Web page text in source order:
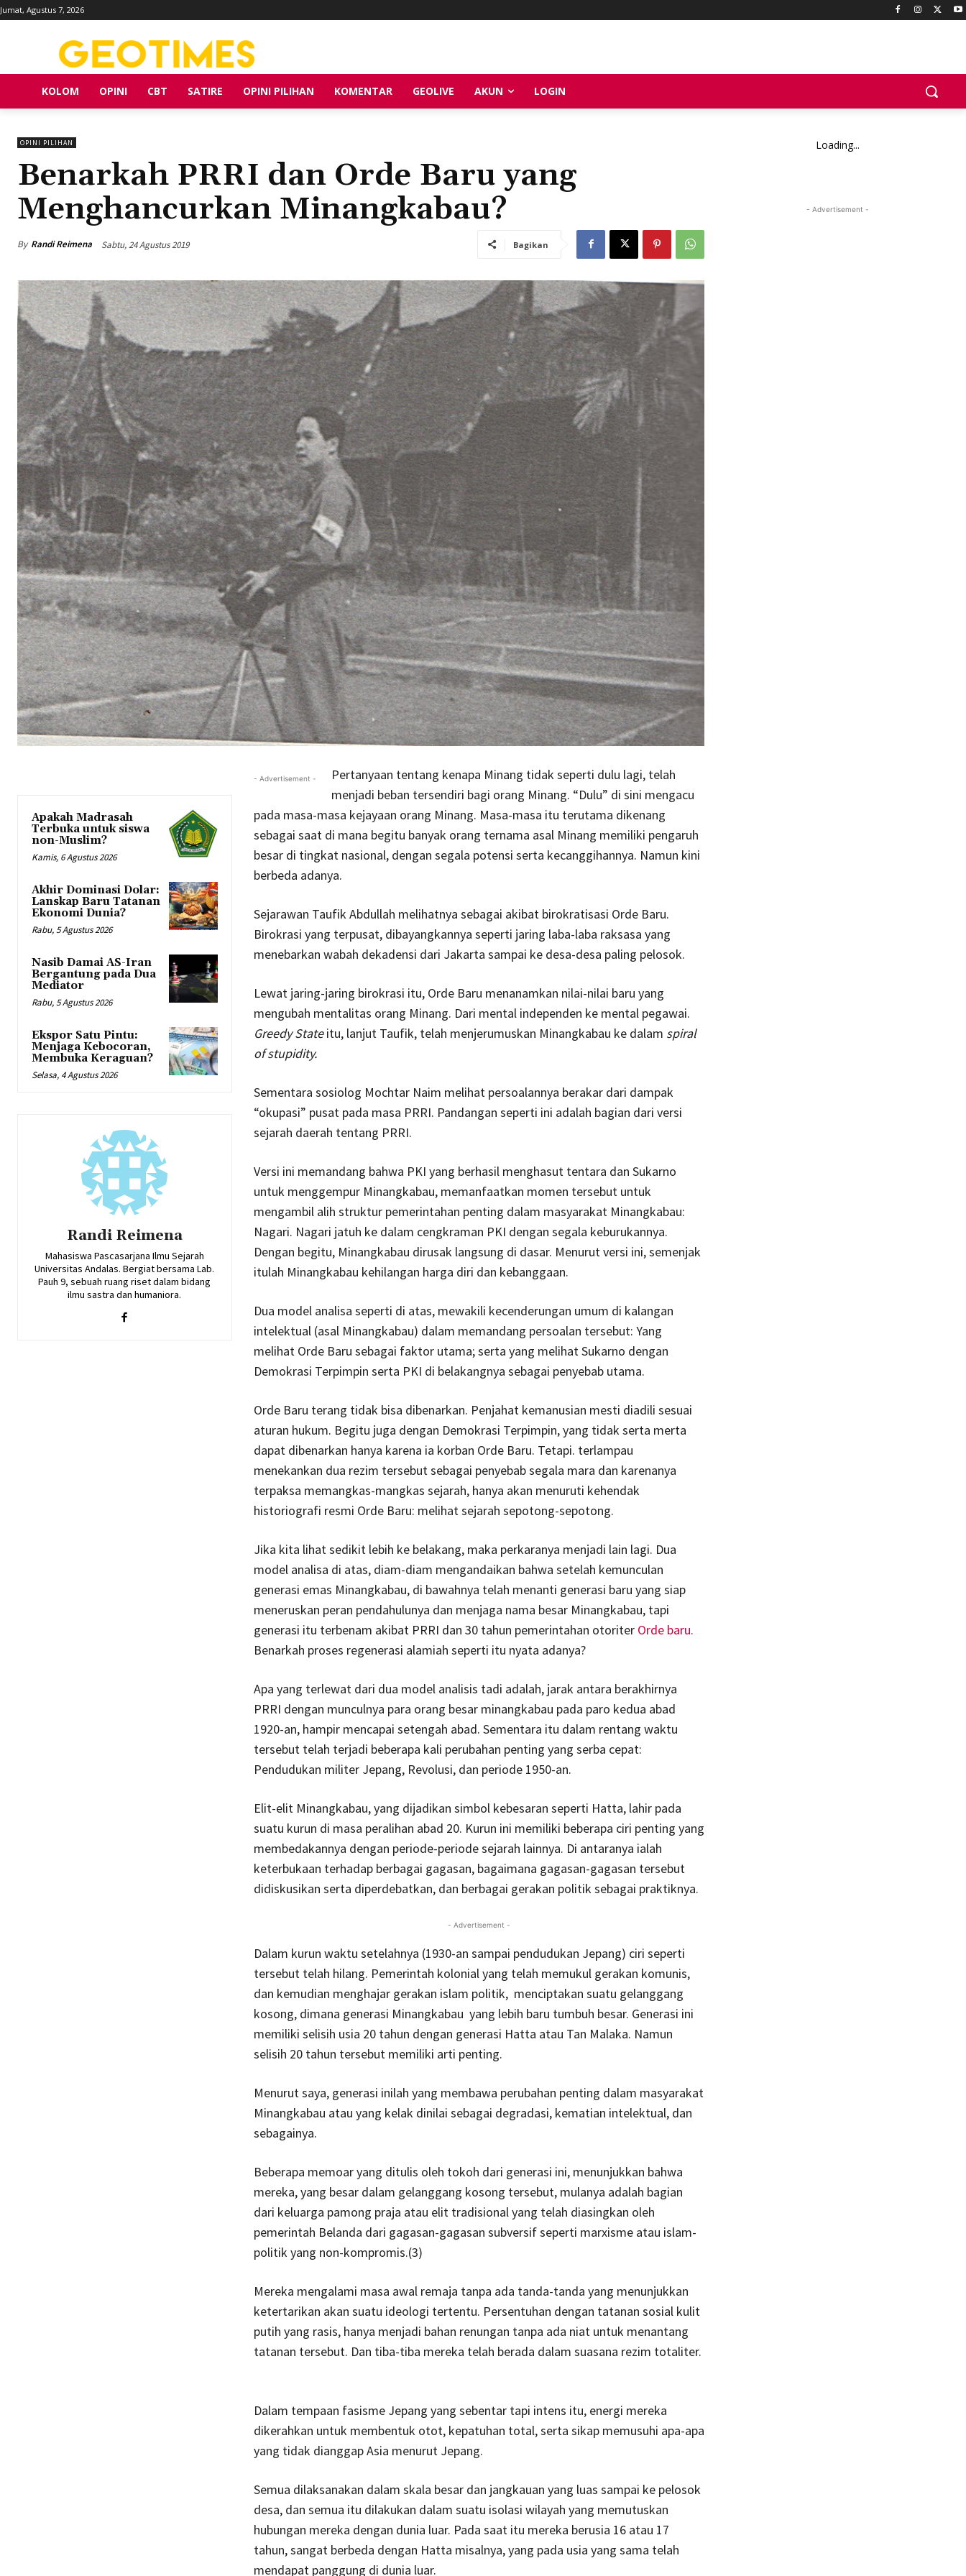
Jumat, Agustus 7, 2026
KOLOM OPINI CBT SATIRE OPINI PILIHAN KOMENTAR GEOLIVE AKUN LOGIN
OPINI PILIHAN
Benarkah PRRI dan Orde Baru yang
Menghancurkan Minangkabau?
By Randi Reimena Sabtu, 24 Agustus 2019 Bagikan
Apakah Madrasah
Terbuka untuk siswa
non-Muslim?
Kamis, 6 Agustus 2026
Akhir Dominasi Dolar:
Lanskap Baru Tatanan
Ekonomi Dunia?
Rabu, 5 Agustus 2026
Nasib Damai AS-Iran
Bergantung pada Dua
Mediator
Rabu, 5 Agustus 2026
Ekspor Satu Pintu:
Menjaga Kebocoran,
Membuka Keraguan?
Selasa, 4 Agustus 2026
Randi Reimena
Mahasiswa Pascasarjana Ilmu Sejarah
Universitas Andalas. Bergiat bersama Lab.
Pauh 9, sebuah ruang riset dalam bidang
ilmu sastra dan humaniora.
- Advertisement -
Pertanyaan tentang kenapa Minang tidak seperti dulu lagi, telah
menjadi beban tersendiri bagi orang Minang. “Dulu” di sini mengacu
pada masa-masa kejayaan orang Minang. Masa-masa itu terutama dikenang
sebagai saat di mana begitu banyak orang ternama asal Minang memiliki pengaruh
besar di tingkat nasional, dengan segala potensi serta kecanggihannya. Namun kini
berbeda adanya.
Sejarawan Taufik Abdullah melihatnya sebagai akibat birokratisasi Orde Baru.
Birokrasi yang terpusat, dibayangkannya seperti jaring laba-laba raksasa yang
menebarkan wabah dekadensi dari Jakarta sampai ke desa-desa paling pelosok.
Lewat jaring-jaring birokrasi itu, Orde Baru menanamkan nilai-nilai baru yang
mengubah mentalitas orang Minang. Dari mental independen ke mental pegawai.
Greedy Stateitu, lanjut Taufik, telah menjerumuskan Minangkabau ke dalam spiral
of stupidity.
Sementara sosiolog Mochtar Naim melihat persoalannya berakar dari dampak
“okupasi” pusat pada masa PRRI. Pandangan seperti ini adalah bagian dari versi
sejarah daerah tentang PRRI.
Versi ini memandang bahwa PKI yang berhasil menghasut tentara dan Sukarno
untuk menggempur Minangkabau, memanfaatkan momen tersebut untuk
mengambil alih struktur pemerintahan penting dalam masyarakat Minangkabau:
Nagari. Nagari jatuh ke dalam cengkraman PKI dengan segala keburukannya.
Dengan begitu, Minangkabau dirusak langsung di dasar. Menurut versi ini, semenjak
itulah Minangkabau kehilangan harga diri dan kebanggaan.
Dua model analisa seperti di atas, mewakili kecenderungan umum di kalangan
intelektual (asal Minangkabau) dalam memandang persoalan tersebut: Yang
melihat Orde Baru sebagai faktor utama; serta yang melihat Sukarno dengan
Demokrasi Terpimpin serta PKI di belakangnya sebagai penyebab utama.
Orde Baru terang tidak bisa dibenarkan. Penjahat kemanusian mesti diadili sesuai
aturan hukum. Begitu juga dengan Demokrasi Terpimpin, yang tidak serta merta
dapat dibenarkan hanya karena ia korban Orde Baru. Tetapi. terlampau
menekankan dua rezim tersebut sebagai penyebab segala mara dan karenanya
terpaksa memangkas-mangkas sejarah, hanya akan menuruti kehendak
historiografi resmi Orde Baru: melihat sejarah sepotong-sepotong.
Jika kita lihat sedikit lebih ke belakang, maka perkaranya menjadi lain lagi. Dua
model analisa di atas, diam-diam mengandaikan bahwa setelah kemunculan
generasi emas Minangkabau, di bawahnya telah menanti generasi baru yang siap
meneruskan peran pendahulunya dan menjaga nama besar Minangkabau, tapi
generasi itu terbenam akibat PRRI dan 30 tahun pemerintahan otoriter Orde baru.
Benarkah proses regenerasi alamiah seperti itu nyata adanya?
Apa yang terlewat dari dua model analisis tadi adalah, jarak antara berakhirnya
PRRI dengan munculnya para orang besar minangkabau pada paro kedua abad
1920-an, hampir mencapai setengah abad. Sementara itu dalam rentang waktu
tersebut telah terjadi beberapa kali perubahan penting yang serba cepat:
Pendudukan militer Jepang, Revolusi, dan periode 1950-an.
Elit-elit Minangkabau, yang dijadikan simbol kebesaran seperti Hatta, lahir pada
suatu kurun di masa peralihan abad 20. Kurun ini memiliki beberapa ciri penting yang
membedakannya dengan periode-periode sejarah lainnya. Di antaranya ialah
keterbukaan terhadap berbagai gagasan, bagaimana gagasan-gagasan tersebut
didiskusikan serta diperdebatkan, dan berbagai gerakan politik sebagai praktiknya.
- Advertisement -
Dalam kurun waktu setelahnya (1930-an sampai pendudukan Jepang) ciri seperti
tersebut telah hilang. Pemerintah kolonial yang telah memukul gerakan komunis,
dan kemudian menghajar gerakan islam politik, menciptakan suatu gelanggang
kosong, dimana generasi Minangkabau yang lebih baru tumbuh besar. Generasi ini
memiliki selisih usia 20 tahun dengan generasi Hatta atau Tan Malaka. Namun
selisih 20 tahun tersebut memiliki arti penting.
Menurut saya, generasi inilah yang membawa perubahan penting dalam masyarakat
Minangkabau atau yang kelak dinilai sebagai degradasi, kematian intelektual, dan
sebagainya.
Beberapa memoaryang ditulis oleh tokoh dari generasi ini, menunjukkan bahwa
mereka, yang besar dalam gelanggang kosong tersebut, mulanya adalah bagian
dari keluarga pamong praja atau elit tradisional yang telah diasingkan oleh
pemerintah Belanda dari gagasan-gagasan subversif seperti marxisme atau islam-
politik yang non-kompromis.(3)
Mereka mengalami masa awal remaja tanpa ada tanda-tanda yang menunjukkan
ketertarikan akan suatu ideologi tertentu. Persentuhan dengan tatanan sosial kulit
putih yang rasis, hanya menjadi bahan renungan tanpa ada niat untuk menantang
tatanan tersebut. Dan tiba-tiba mereka telah berada dalam suasana rezim totaliter.
Dalam tempaan fasisme Jepang yang sebentar tapi intens itu, energi mereka
dikerahkan untuk membentuk otot, kepatuhan total, serta sikap memusuhi apa-apa
yang tidak dianggap Asia menurut Jepang.
Semua dilaksanakan dalam skala besar dan jangkauan yang luas sampai ke pelosok
desa, dan semua itu dilakukan dalam suatu isolasi wilayah yang memutuskan
hubungan mereka dengan dunia luar. Pada saat itu mereka berusia 16 atau 17
tahun, sangat berbeda dengan Hatta misalnya, yang pada usia yang sama telah
mendapat panggung di dunia luar.
Loading...
- Advertisement -